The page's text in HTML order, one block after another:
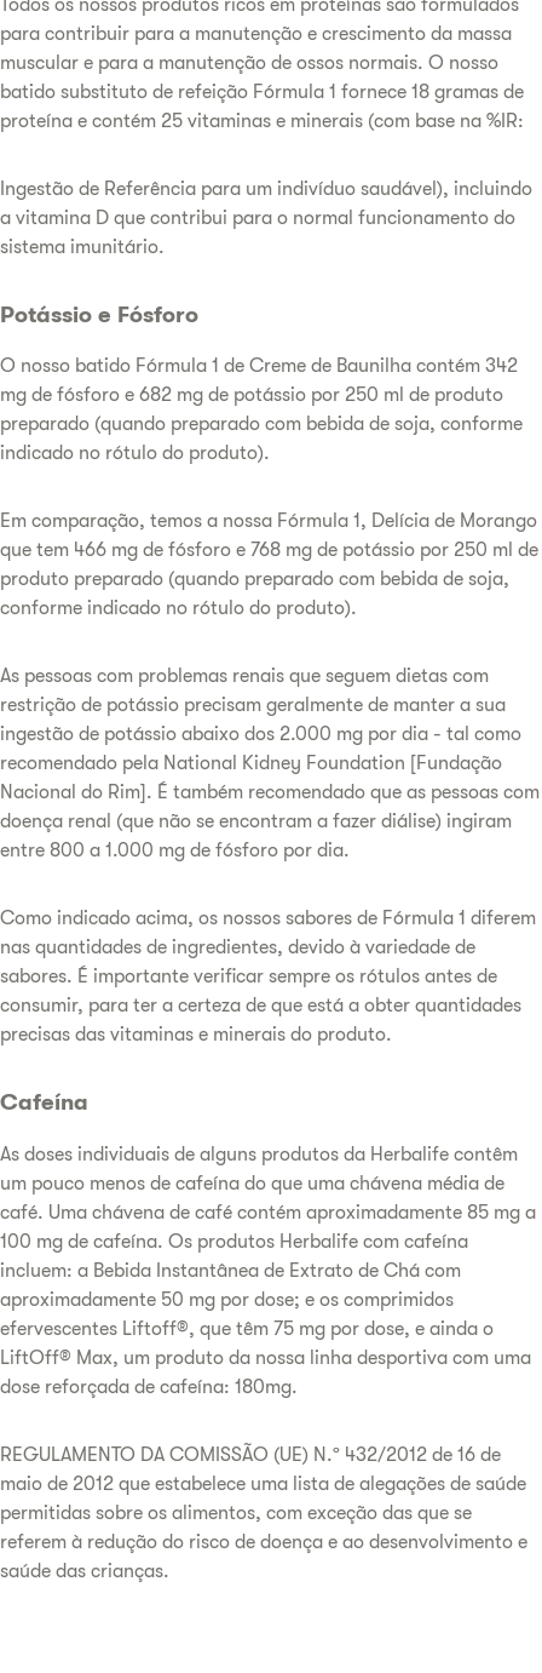
Todos os nossos produtos ricos em proteínas são formulados
para contribuir para a manutenção e crescimento da massa
muscular e para a manutenção de ossos normais. O nosso
batido substituto de refeição Fórmula 1 fornece 18 gramas de
proteína e contém 25 vitaminas e minerais (com base na %IR:
Ingestão de Referência para um indivíduo saudável), incluindo
a vitamina D que contribui para o normal funcionamento do
sistema imunitário.
Potássio e Fósforo
O nosso batido Fórmula 1 de Creme de Baunilha contém 342
mg de fósforo e 682 mg de potássio por 250 ml de produto
preparado (quando preparado com bebida de soja, conforme
indicado no rótulo do produto).
Em comparação, temos a nossa Fórmula 1, Delícia de Morango
que tem 466 mg de fósforo e 768 mg de potássio por 250 ml de
produto preparado (quando preparado com bebida de soja,
conforme indicado no rótulo do produto).
As pessoas com problemas renais que seguem dietas com
restrição de potássio precisam geralmente de manter a sua
ingestão de potássio abaixo dos 2.000 mg por dia - tal como
recomendado pela National Kidney Foundation [Fundação
Nacional do Rim]. É também recomendado que as pessoas com
doença renal (que não se encontram a fazer diálise) ingiram
entre 800 a 1.000 mg de fósforo por dia.
Como indicado acima, os nossos sabores de Fórmula 1 diferem
nas quantidades de ingredientes, devido à variedade de
sabores. É importante verificar sempre os rótulos antes de
consumir, para ter a certeza de que está a obter quantidades
precisas das vitaminas e minerais do produto.
Cafeína
As doses individuais de alguns produtos da Herbalife contêm
um pouco menos de cafeína do que uma chávena média de
café. Uma chávena de café contém aproximadamente 85 mg a
100 mg de cafeína. Os produtos Herbalife com cafeína
incluem: a Bebida Instantânea de Extrato de Chá com
aproximadamente 50 mg por dose; e os comprimidos
efervescentes Liftoff®, que têm 75 mg por dose, e ainda o
LiftOff® Max, um produto da nossa linha desportiva com uma
dose reforçada de cafeína: 180mg.
REGULAMENTO DA COMISSÃO (UE) N.º 432/2012 de 16 de
maio de 2012 que estabelece uma lista de alegações de saúde
permitidas sobre os alimentos, com exceção das que se
referem à redução do risco de doença e ao desenvolvimento e
saúde das crianças.